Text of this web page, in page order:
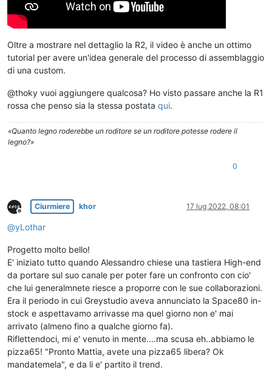
Oltre a mostrare nel dettaglio la R2, il video è anche un ottimo
tutorial per avere un'idea generale del processo di assemblaggio
di una custom.
@thoky vuoi aggiungere qualcosa? Ho visto passare anche la R1
rossa che penso sia la stessa postata qui.
«Quanto legno roderebbe un roditore se un roditore potesse rodere il
legno?»
0
Non in linea
Ciurmiere khor 17 lug 2022, 08:01
@yLothar
Progetto molto bello!
E' iniziato tutto quando Alessandro chiese una tastiera High-end
da portare sul suo canale per poter fare un confronto con cio'
che lui generalmnete riesce a proporre con le sue collaborazioni.
Era il periodo in cui Greystudio aveva annunciato la Space80 in-
stock e aspettavamo arrivasse ma quel giorno non e' mai
arrivato (almeno fino a qualche giorno fa).
Riflettendoci, mi e' venuto in mente....ma scusa eh..abbiamo le
pizza65! "Pronto Mattia, avete una pizza65 libera? Ok
mandatemela", e da li e' partito il trend.